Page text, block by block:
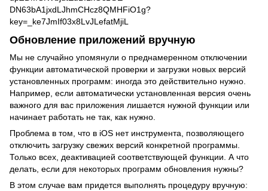
Обновление приложений вручную
Мы не случайно упомянули о преднамеренном отключении
функции автоматической проверки и загрузки новых версий
установленных программ: иногда это действительно нужно.
Например, если автоматически установленная версия очень
важного для вас приложения лишается нужной функции или
начинает работать не так, как нужно.
Проблема в том, что в iOS нет инструмента, позволяющего
отключить загрузку свежих версий конкретной программы.
Только всех, деактивацией соответствующей функции. А что
делать, если для некоторых программ обновления нужны?
В этом случае вам придется выполнять процедуру вручную: